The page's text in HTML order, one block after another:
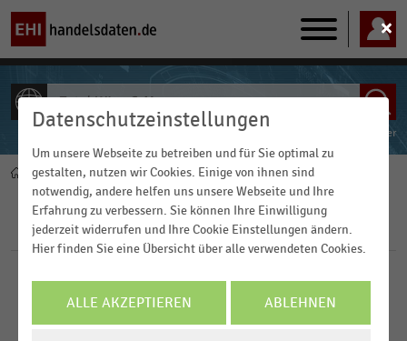
Main
navigation
FACT-Finder
Pfadnavigation
Home
Filter
Veröffentlichungsdatum
2023
Datenschutzeinstellungen
Um unsere Webseite zu betreiben und für Sie optimal zu
gestalten, nutzen wir Cookies. Einige von ihnen sind
notwendig, andere helfen uns unsere Webseite und Ihre
Erfahrung zu verbessern. Sie können Ihre Einwilligung
jederzeit widerrufen und Ihre Cookie Einstellungen ändern.
Hier finden Sie eine Übersicht über alle verwendeten Cookies.
ALLE AKZEPTIEREN ABLEHNEN